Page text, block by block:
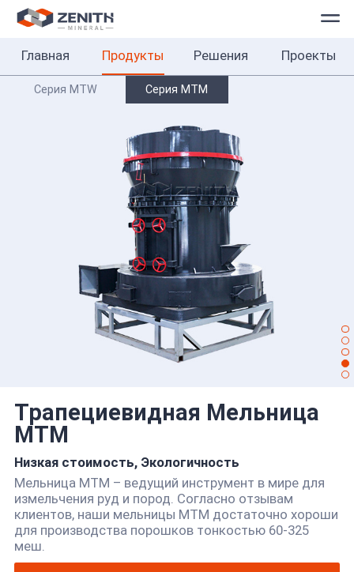
Главная
Продукты
Главная Продукты Решения Проекты
Серия MTW Серия MTM
Трапециевидная Мельница
MTM
Низкая стоимость, Экологичность
Мельница MTM – ведущий инструмент в мире для
измельчения руд и пород. Согласно отзывам
клиентов, наши мельницы MTM достаточно хороши
для производства порошков тонкостью 60-325
меш.